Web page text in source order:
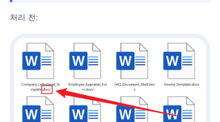
처리 전: